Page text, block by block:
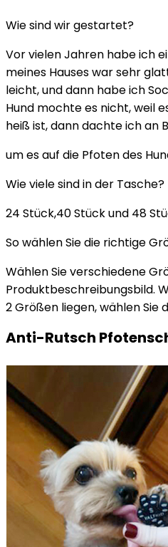
Wie sind wir gestartet?
Vor vielen Jahren habe ich
meines Hauses war sehr
leicht, und dann habe ich
Hund mochte es nicht, weil
heiß ist, dann dachte ich an
um es auf die Pfoten des
Wie viele sind in der Tasche?
24 Stück,40 Stück und 48
So wählen Sie die richtige
Wählen Sie verschiedene
Produktbeschreibungsbild.
2 Größen liegen, wählen Sie
Anti-Rutsch